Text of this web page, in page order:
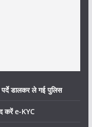
डालकर ले गई पुलिस
करें e-KYC